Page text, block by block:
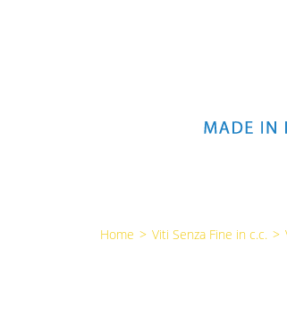
Home > Viti Senza Fine in c.c. >